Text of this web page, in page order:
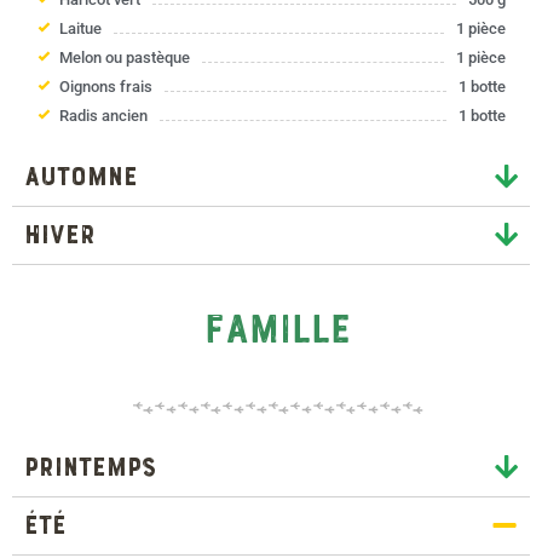
Laitue
1 pièce
Melon ou pastèque
1 pièce
Oignons frais
1 botte
Radis ancien
1 botte
Automne
Hiver
famille
Printemps
été